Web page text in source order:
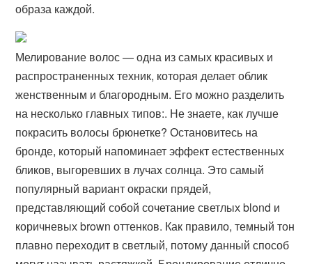
образа каждой.
Мелирование волос — одна из самых красивых и
распространенных техник, которая делает облик
женственным и благородным. Его можно разделить
на несколько главных типов:. Не знаете, как лучше
покрасить волосы брюнетке? Остановитесь на
бронде, который напоминает эффект естественных
бликов, выгоревших в лучах солнца. Это самый
популярный вариант окраски прядей,
представляющий собой сочетание светлых blond и
коричневых brown оттенков. Как правило, темный тон
плавно переходит в светлый, потому данный способ